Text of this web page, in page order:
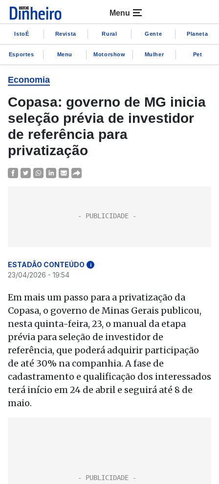
Menu
IstoÉ Revista Rural Gente Planeta
Esportes Menu Motorshow Mulher Pet
Economia
Copasa: governo de MG inicia
seleção prévia de investidor
de referência para
privatização
ESTADÃO CONTEÚDO i
23/04/2026 - 19:54
Em mais um passo para a privatização da
Copasa, o governo de Minas Gerais publicou,
nesta quinta-feira, 23, o manual da etapa
prévia para seleção de investidor de
referência, que poderá adquirir participação
de até 30% na companhia. A fase de
cadastramento e qualificação dos interessados
terá início em 24 de abril e seguirá até 8 de
maio.